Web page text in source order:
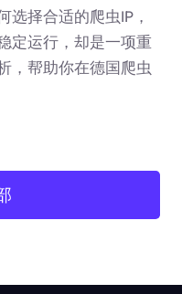
选择合适的爬虫IP，
定运行，却是一项重
，帮助你在德国爬虫